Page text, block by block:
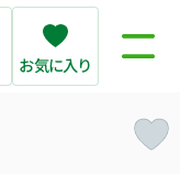
お気に入り